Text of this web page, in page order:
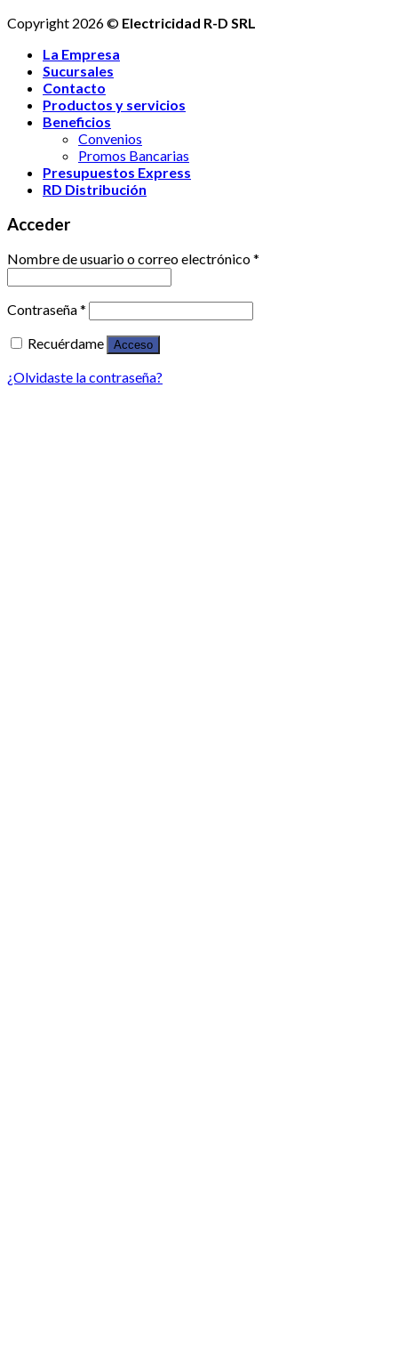
Copyright 2026 © Electricidad R-D SRL
La Empresa
Sucursales
Contacto
Productos y servicios
Beneficios
Convenios
Promos Bancarias
Presupuestos Express
RD Distribución
Acceder
Nombre de usuario o correo electrónico*
Contraseña*
Recuérdame
Acceso
¿Olvidaste la contraseña?